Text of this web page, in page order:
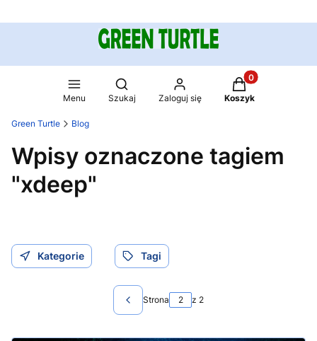
Menu
Otwórz wyszukiwarkę
Szukaj Zaloguj się
Produkty w
Koszyk
Green Turtle Blog
Wpisy oznaczone tagiem
"xdeep"
Kategorie Tagi
Poprzednie wpisy
Strona z 2